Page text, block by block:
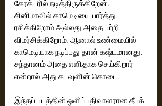
கேரக்டரில் நடித்திருக்கிறேன்.
சினிமாவில் காமெடியை பார்த்து
ரசிக்கிறோம் அல்லது அதை பற்றி
விமர்சிக்கிறோம். ஆனால் உண்மையில்
காமெடியாக நடிப்பது தான் கஷ்டமானது.
சந்தானம் அதை எளிதாக செய்கிறார்
என்றால் அது கடவுளின் கொடை.
இந்தப் படத்தின் ஒளிப்பதிவாளரான தீபக்